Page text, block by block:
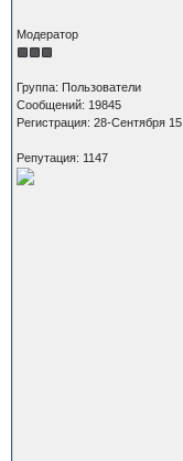
Модератор
Группа: Пользователи
Сообщений: 19845
Регистрация: 28-Сентября 15
Репутация: 1147